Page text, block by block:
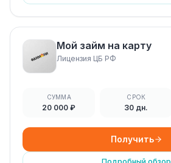
Мой займ на карту
Лицензия ЦБ РФ
СУММА
20 000 ₽
СРОК
30 дн.
Получить